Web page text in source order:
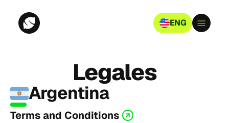
ENG
Legales
Argentina
Terms and Conditions